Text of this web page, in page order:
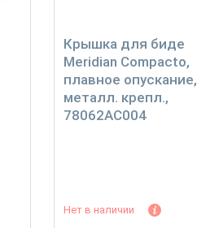
Крышка для биде
Meridian Compacto,
плавное опускание,
металл. крепл.,
78062AC004
Нет в наличии